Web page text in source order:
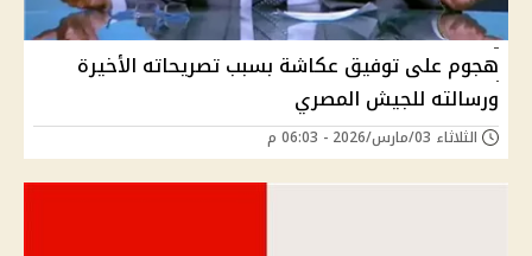
هجوم على توفيق عكاشة بسبب تصريحاته الأخيرة
ورسالته للجيش المصري
الثلاثاء 03/مارس/2026 - 06:03 م